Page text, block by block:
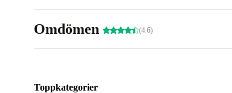
Omdömen (4.6)
Toppkategorier